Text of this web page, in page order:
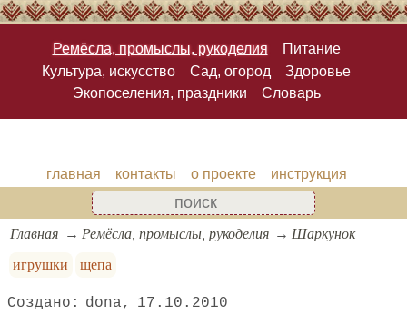
Ремёсла, промыслы, рукоделия
Питание
Культура, искусство
Сад, огород
Здоровье
Экопоселения, праздники
Словарь
главная контакты о проекте инструкция
Главная Ремёсла, промыслы, рукоделия
Шаркунок
игрушки
щепа
dona 17.10.2010